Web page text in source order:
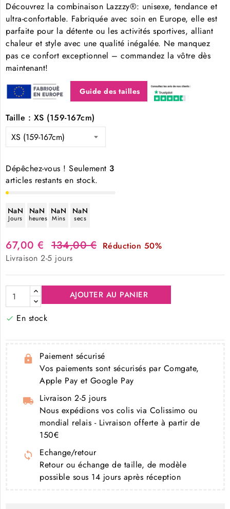
Découvrez la combinaison Lazzzy®: unisexe, tendance et
ultra-confortable. Fabriquée avec soin en Europe, elle est
parfaite pour la détente ou les activités sportives, alliant
chaleur et style avec une qualité inégalée. Ne manquez
pas ce confort exceptionnel – commandez la vôtre dès
maintenant!
Guide des tailles
Taille : XS (159-167cm)
Dépêchez-vous ! Seulement 3
articles restants en stock.
NaN
Jours
NaN
heures
NaN
Mins
NaN
secs
67,00 € 134,00 € Réduction 50%
Livraison 2-5 jours
AJOUTER AU PANIER
 En stock
Paiement sécurisé
Vos paiements sont sécurisés par Comgate,
Apple Pay et Google Pay
Livraison 2-5 jours
Nous expédions vos colis via Colissimo ou
mondial relais - Livraison offerte à partir de
150€
Echange/retour
Retour ou échange de taille, de modèle
possible sous 14 jours après réception